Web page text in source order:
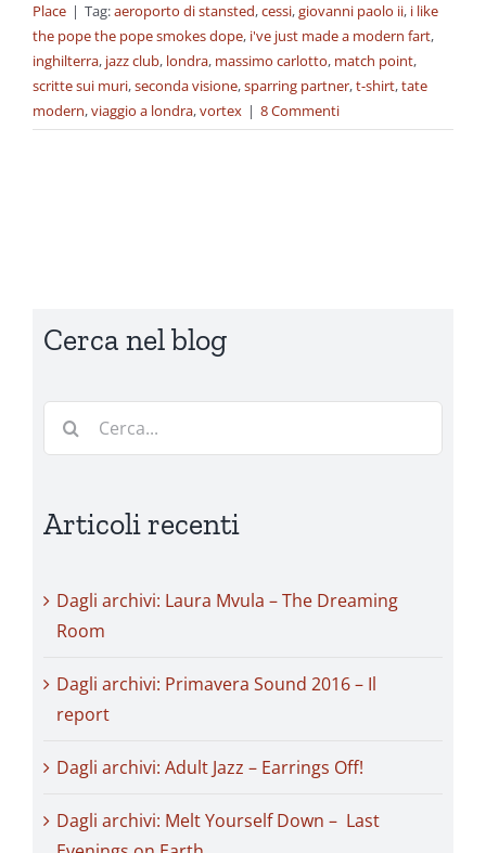
Place | Tag:aeroporto di stansted,cessi,giovanni paolo ii, i like
the pope the pope smokes dope, i've just made a modern fart,
inghilterra, jazz club, londra, massimo carlotto, match point,
scritte sui muri,seconda visione,sparring partner,t-shirt,tate
modern,viaggio a londra,vortex | 8 Commenti
Cerca nel blog
Cerca
Articoli recenti
Dagli archivi: Laura Mvula – The Dreaming
Room
Dagli archivi: Primavera Sound 2016 – Il
report
Dagli archivi: Adult Jazz – Earrings Off!
Dagli archivi: Melt Yourself Down – Last